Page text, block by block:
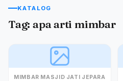
KATALOG
Tag: apa arti mimbar
MIMBAR MASJID JATI JEPARA